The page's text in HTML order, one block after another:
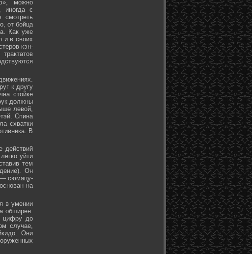
можно
иногда с
от бойца
Как уже
и в своих
кэн-
к другу
стойке
должны
левой,
Спина
схватки
В
действий
уйти
тем
Он
— сюмацу-
на
в умении
обширен.
цифру до
случае,
Они